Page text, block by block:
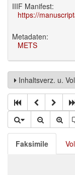
IIIF Manifest:
https://
Metadaten:
METS
Inhaltsverz. u.
Faksimile